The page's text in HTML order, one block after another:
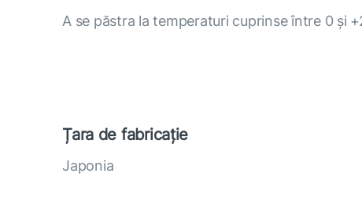
A se păstra la temperaturi cuprinse între 0 și
Țara de fabricație
Japonia